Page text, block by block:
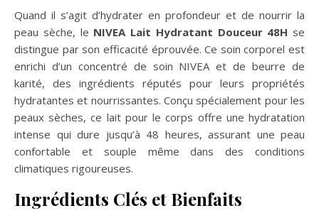
Quand il s’agit d’hydrater en profondeur et de nourrir la
peau sèche, le NIVEA Lait Hydratant Douceur 48H se
distingue par son efficacité éprouvée. Ce soin corporel est
enrichi d’un concentré de soin NIVEA et de beurre de
karité, des ingrédients réputés pour leurs propriétés
hydratantes et nourrissantes. Conçu spécialement pour les
peaux sèches, ce lait pour le corps offre une hydratation
intense qui dure jusqu’à 48 heures, assurant une peau
confortable et souple même dans des conditions
climatiques rigoureuses.
Ingrédients Clés et Bienfaits